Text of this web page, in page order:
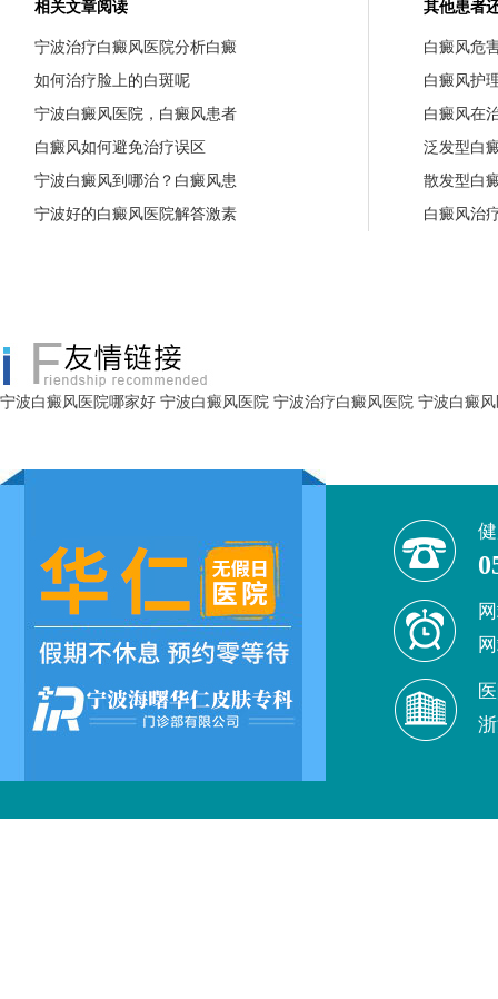
相关文章阅读
宁波治疗白癜风医院分析白癜
如何治疗脸上的白斑呢
宁波白癜风医院，白癜风患者
白癜风如何避免治疗误区
宁波白癜风到哪治？白癜风患
宁波好的白癜风医院解答激素
其他患者
白癜风危
白癜风护
白癜风在
泛发型白
散发型白
白癜风治
宁波白癜风医院哪家好 宁波白癜风医院 宁波治疗白癜风医院 宁波白癜